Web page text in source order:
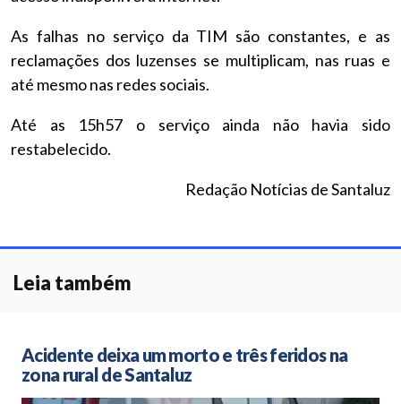
As falhas no serviço da TIM são constantes, e as
reclamações dos luzenses se multiplicam, nas ruas e
até mesmo nas redes sociais.
Até as 15h57 o serviço ainda não havia sido
restabelecido.
Redação Notícias de Santaluz
Leia também
Acidente deixa um morto e três feridos na
zona rural de Santaluz